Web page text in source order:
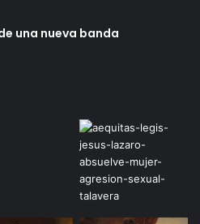
una nueva banda